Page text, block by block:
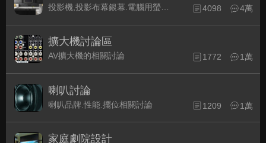
4098 4萬
擴大機討論區
AV擴大機的相關討論 1772 1萬
喇叭討論
喇叭品牌.性能.擺位相關討論 1209 1萬
家庭劇院設計